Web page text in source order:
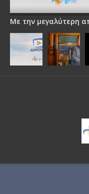
Με την μεγαλύτερη